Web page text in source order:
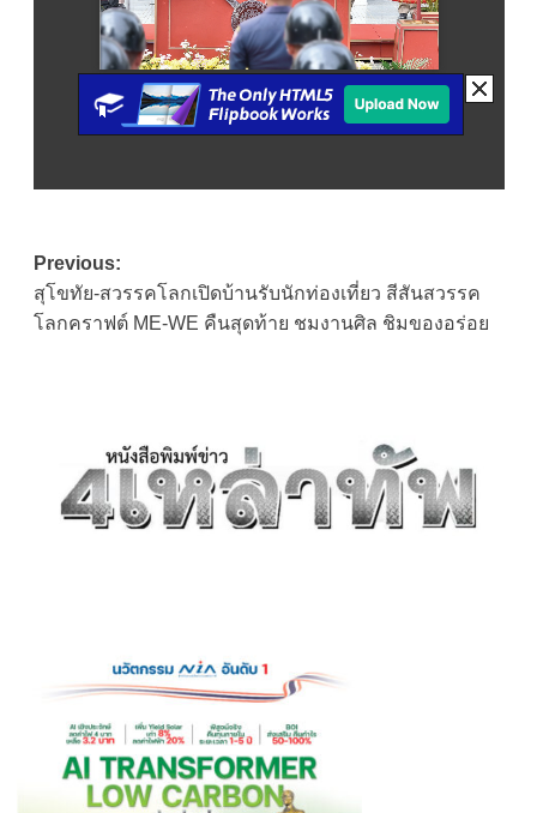
Post
navigation
Previous:
สุโขทัย-สวรรคโลกเปิดบ้านรับนักท่องเที่ยว สีสันสวรรค
โลกคราฟต์ ME-WE คืนสุดท้าย ชมงานศิล ชิมของอร่อย